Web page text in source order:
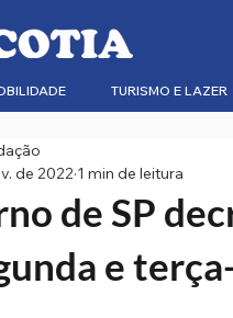
TURISMO E LAZER
de SP
e
de 2022 1 min de leitura